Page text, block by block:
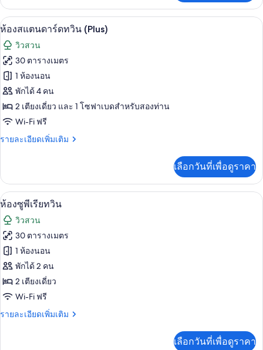
เกี่ยว
กับ
ห้อง
สแตนดาร์ด
ทวิ
น
เปิด
ภาพถ่าย
ทั้งหมด
ของ
ห้อง
สแตนดาร์ด
ทวิน
(Plus)
เครื่องนอนป้องกันสารก่อภูมิแพ้, ตู้นิรภั
5
ห้องสแตนดาร์ดทวิน (Plus)
วิวสวน
30 ตารางเมตร
1 ห้องนอน
พักได้ 4 คน
2 เตียงเดี่ยว และ 1 โซฟาเบดสำหรับสองท่าน
Wi-Fi ฟรี
รายละเอียดเพิ่มเติม
ราย
เกี่ยว
กับ
ห้อง
สแตนดาร์ด
ทวิ
น
(Plus)
เลือกวันที่เพื่อดูราคา
เปิด
ภาพถ่าย
ทั้งหมด
ของ
ห้อง
ซู
พี
เรีย
เครื่องนอนป้องกันสารก่อภูมิแพ้, ตู้นิรภั
6
ห้องซูพีเรียทวิน
วิวสวน
30 ตารางเมตร
1 ห้องนอน
พักได้ 2 คน
2 เตียงเดี่ยว
Wi-Fi ฟรี
รายละเอียดเพิ่มเติม
ราย
เลือกวันที่เพื่อดูราคา